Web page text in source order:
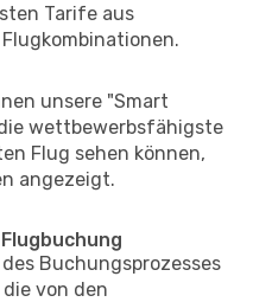
Tarife aus
unsere "Smart
wettbewerbsfähigste
Flug sehen können,
angezeigt.
Buchungsprozesses
von den